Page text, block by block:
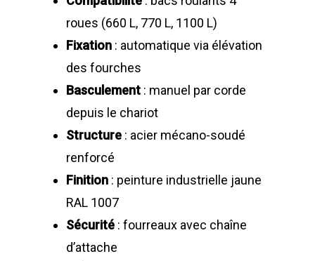
roues (660 L, 770 L, 1100 L)
Fixation : automatique via élévation
des fourches
Basculement : manuel par corde
depuis le chariot
Structure : acier mécano-soudé
renforcé
Finition : peinture industrielle jaune
RAL 1007
Sécurité : fourreaux avec chaîne
d’attache